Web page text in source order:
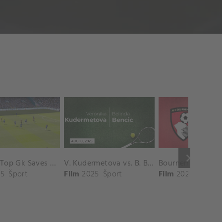
keyboard_arrow_right
Chelsea Top Gk Saves vs. Crystal Palace
Šport
V. Kudermetova vs. B. Bencic Match Highlights - CINCINNATI_Champions Court ( August 10, 2025)
Film 2025 Šport Film 2025